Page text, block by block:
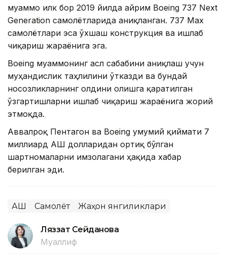
муаммо илк бор 2019 йилда айрим Boeing 737 Next
Generation самолётларида аниқланган. 737 Max
самолётлари эса ўхшаш конструкция ва ишлаб
чиқариш жараёнига эга.
Boeing муаммонинг асл сабабини аниқлаш учун
муҳандислик таҳлилини ўтказди ва бундай
носозликларнинг олдини олишга қаратилган
ўзгартишларни ишлаб чиқариш жараёнига жорий
этмоқда.
Аввалроқ Пентагон ва Boeing умумий қиймати 7
миллиард АҚШ долларидан ортиқ бўлган
шартномаларни имзолагани ҳақида хабар
берилган эди.
АҚШ Самолёт Жаҳон янгиликлари
Ляззат Сейданова
Муаллиф